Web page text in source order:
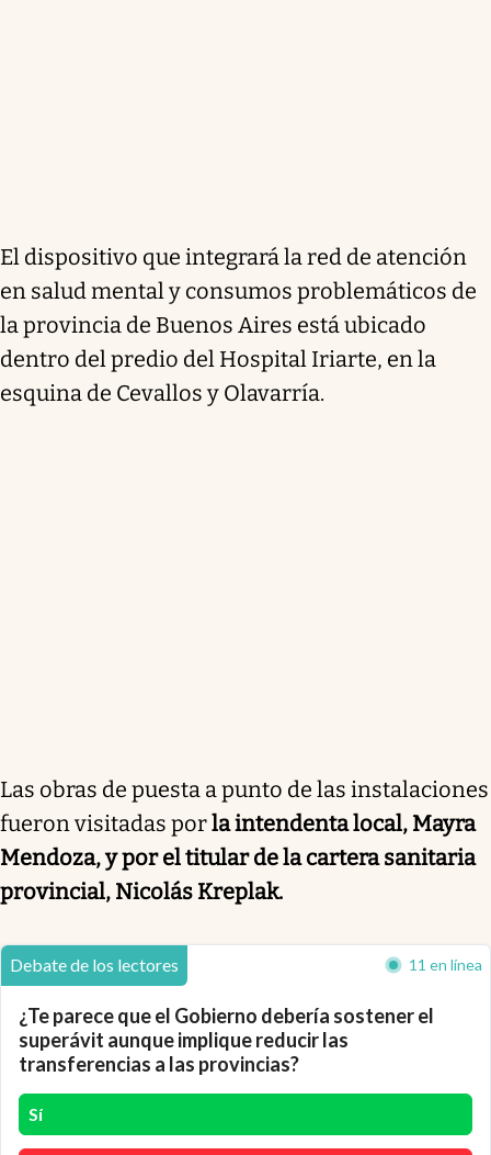
El dispositivo que integrará la red de atención
en salud mental y consumos problemáticos de
la provincia de Buenos Aires está ubicado
dentro del predio del Hospital Iriarte, en la
esquina de Cevallos y Olavarría.
Las obras de puesta a punto de las instalaciones
fueron visitadas porla intendenta local, Mayra
Mendoza, y por el titular de la cartera sanitaria
provincial, Nicolás Kreplak.
Debate de los lectores 11 en línea
¿Te parece que el Gobierno debería sostener el
superávit aunque implique reducir las
transferencias a las provincias?
Sí